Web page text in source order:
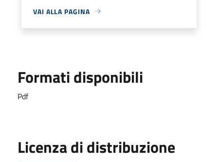
VAI ALLA PAGINA
Formati disponibili
Pdf
Licenza di distribuzione